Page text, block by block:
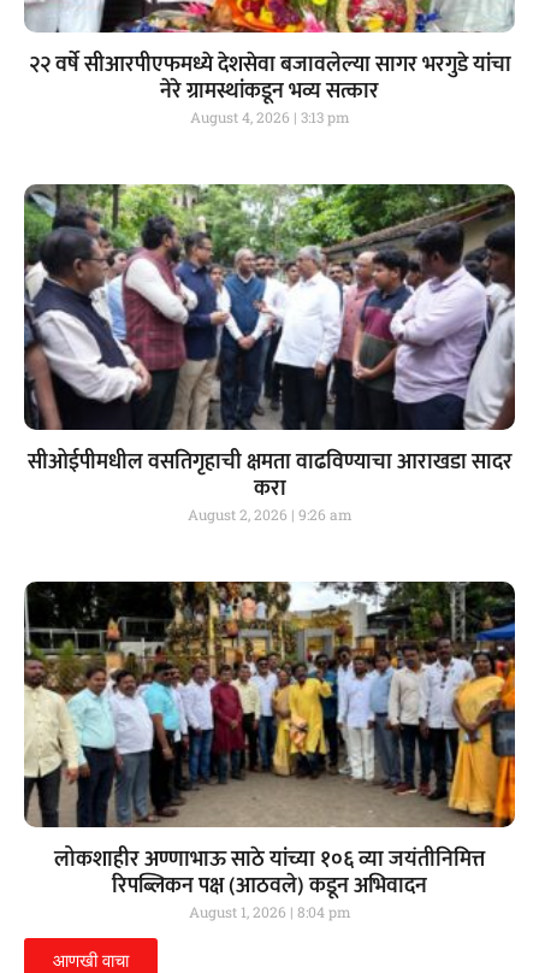
२२ वर्षे सीआरपीएफमध्ये देशसेवा बजावलेल्या सागर भरगुडे यांचा
नेरे ग्रामस्थांकडून भव्य सत्कार
August 4, 2026 3:13 pm
सीओईपीमधील वसतिगृहाची क्षमता वाढविण्याचा आराखडा सादर
करा
August 2, 2026 9:26 am
लोकशाहीर अण्णाभाऊ साठे यांच्या १०६ व्या जयंतीनिमित्त
रिपब्लिकन पक्ष (आठवले) कडून अभिवादन
August 1, 2026 8:04 pm
आणखी वाचा